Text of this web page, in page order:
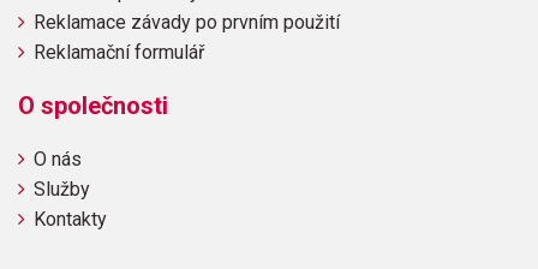
Reklamace závady po prvním použití
Reklamační formulář
O společnosti
O nás
Služby
Kontakty